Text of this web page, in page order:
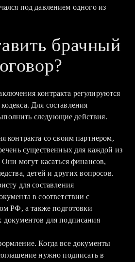
под давлением одного из
брачный
контракта регулируются
Для составления
следующие действия.
контракта со своим партнером,
существенных для каждой из
могут касаться финансов,
детей и других вопросов.
для составления
в соответствии с
РФ, а также подготовки
документов для подписания
Когда все документы
нужно подписать в